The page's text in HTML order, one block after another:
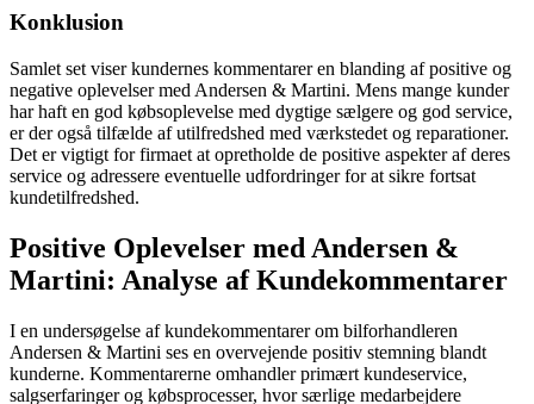
Konklusion
Samlet set viser kundernes kommentarer en blanding af positive og
negative oplevelser med Andersen & Martini. Mens mange kunder
har haft en god købsoplevelse med dygtige sælgere og god service,
er der også tilfælde af utilfredshed med værkstedet og reparationer.
Det er vigtigt for firmaet at opretholde de positive aspekter af deres
service og adressere eventuelle udfordringer for at sikre fortsat
kundetilfredshed.
Positive Oplevelser med Andersen &
Martini: Analyse af Kundekommentarer
I en undersøgelse af kundekommentarer om bilforhandleren
Andersen & Martini ses en overvejende positiv stemning blandt
kunderne. Kommentarerne omhandler primært kundeservice,
salgserfaringer og købsprocesser, hvor særlige medarbejdere